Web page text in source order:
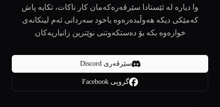
وا دیارە لە ئێستادا سێرڤەرەکەمان کار ناکات، تکایە پاش
کەمێکی دیکە هەوڵبدەرەوە یاخود سەردانی ئەم لینکانەی
خوارەوە بکە بۆ دەستکەوتنی نوێترین زانیاریەکان
سێرڤەری Discord
گروپی Facebook